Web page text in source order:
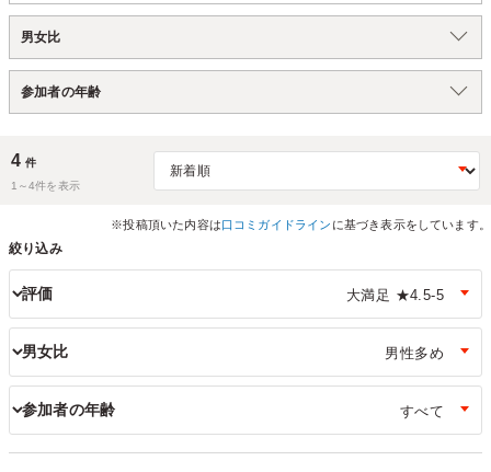
男女比
参加者の年齢
4 件
1～4件を表示
※投稿頂いた内容は口コミガイドライン に基づき表示をしています。
絞り込み
評価
男女比
参加者の年齢